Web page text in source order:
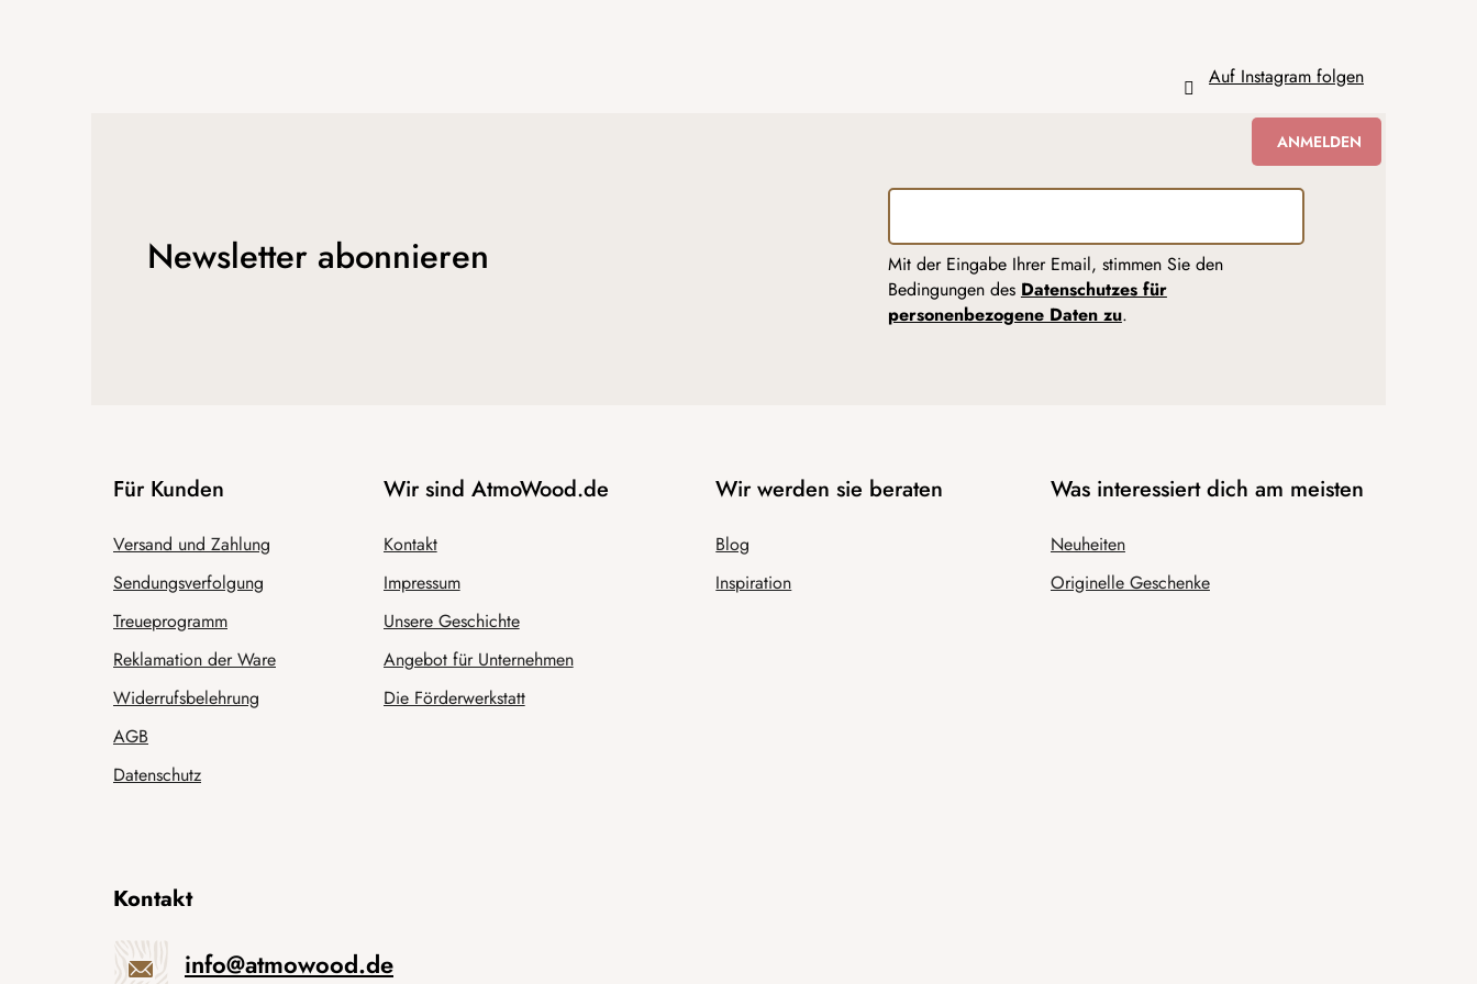
Auf Instagram folgen
Newsletter abonnieren
Mit der Eingabe Ihrer Email, stimmen Sie den
Bedingungen des Datenschutzes für
personenbezogene Daten zu.
ANMELDEN
Für Kunden
Versand und Zahlung
Sendungsverfolgung
Treueprogramm
Reklamation der Ware
Widerrufsbelehrung
AGB
Datenschutz
Wir sind AtmoWood.de
Kontakt
Impressum
Unsere Geschichte
Angebot für Unternehmen
Die Förderwerkstatt
Wir werden sie beraten
Blog
Inspiration
Was interessiert dich am meisten
Neuheiten
Originelle Geschenke
Kontakt
info@atmowood.de